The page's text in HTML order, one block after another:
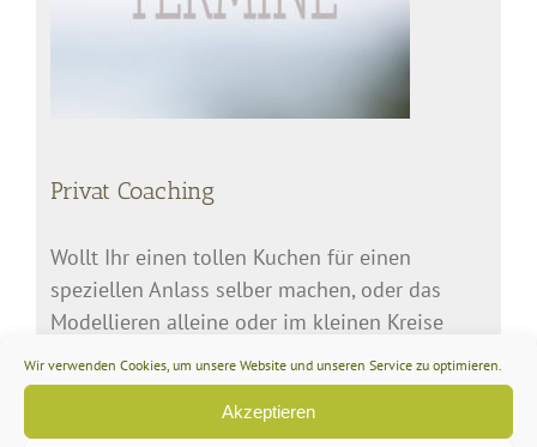
Wir verwenden Cookies, um unsere Website und unseren Service zu optimieren.
Akzeptieren
Privat Coaching
Wollt Ihr einen tollen Kuchen für einen
speziellen Anlass selber machen, oder das
Modellieren alleine oder im kleinen Kreise
Coachingkurs an: info@keyforcakes.com